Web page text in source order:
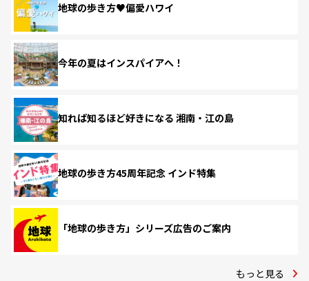
地球の歩き方♥偏愛ハワイ
今年の夏はインスパイアへ！
知れば知るほど好きになる 湘南・江の島
地球の歩き方45周年記念 インド特集
「地球の歩き方」シリーズ広告のご案内
もっと見る